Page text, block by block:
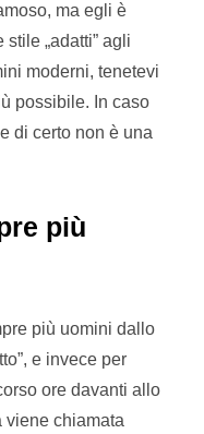
ma egli è
„adatti” agli
moderni, tenetevi
possibile. In caso
di certo non è una
più
più uomini dallo
e invece per
ore davanti allo
viene chiamata